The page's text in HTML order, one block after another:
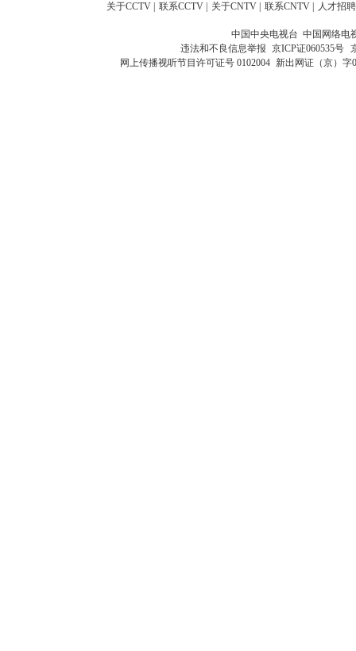
关于CCTV 联系CCTV 关于CNTV 联系CNTV 人才招聘
中国中央电视台 中国网络电
违法和不良信息举报 京ICP证060535号
网上传播视听节目许可证号 0102004 新出网证（京）